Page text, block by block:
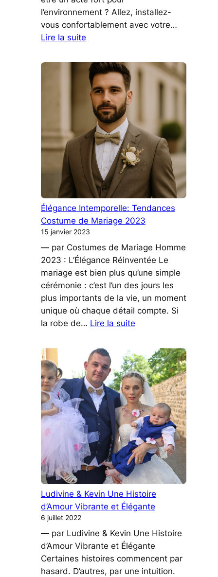
l’environnement ? Allez, installez-
vous confortablement avec votre…
Lire la suite:
les
Codes
Comment
Choix
d’un
Papier
Plus
Fin
Peut
Faire
une
Grande
pour
la
Planète
!
Élégance Intemporelle: Tendances
Costume de Mariage 2023
15 janvier 2023
— par Costumes de Mariage Homme
2023 : L’Élégance Réinventée Le
mariage est bien plus qu’une simple
cérémonie : c’est l’un des jours les
plus importants de la vie, un moment
unique où chaque détail compte. Si
la robe de… Lire la suite:
Intemporelle:
Tendances
Costume
de
Mariage
2023
Ludivine & Kevin Une Histoire
d’Amour Vibrante et Élégante
6 juillet 2022
— par Ludivine & Kevin Une Histoire
d’Amour Vibrante et Élégante
Certaines histoires commencent par
hasard. D’autres, par une intuition.